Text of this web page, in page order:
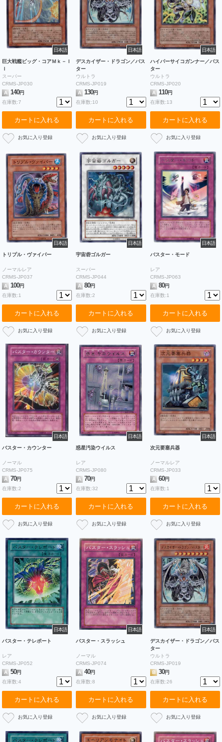
日本語
巨大戦艦ビッグ・コアＭｋ－Ｉ
Ｉ
スーパー
CRMS-JP030
A
140円
在庫数:7
カートに入れる
日本語
デスカイザー・ドラゴン／バス
ター
ウルトラ
CRMS-JP019
A
130円
在庫数:10
カートに入れる
日本語
ハイパーサイコガンナー／バス
ター
ウルトラ
CRMS-JP020
A 110円
在庫数:13
カートに入れる
日本語
トリプル・ヴァイパー
ノーマルレア
CRMS-JP037
A
100円
在庫数:1
カートに入れる
日本語
宇宙砦ゴルガー
スーパー
CRMS-JP044
A
80円
在庫数:2
カートに入れる
日本語
バスター・モード
レア
CRMS-JP063
A 80円
在庫数:1
カートに入れる
日本語
バスター・カウンター
ノーマル
CRMS-JP075
A
70円
在庫数:2
カートに入れる
日本語
惑星汚染ウイルス
レア
CRMS-JP080
A
70円
在庫数:32
カートに入れる
日本語
次元要塞兵器
ノーマルレア
CRMS-JP033
A 60円
在庫数:1
カートに入れる
日本語
バスター・テレポート
レア
CRMS-JP052
A
50円
在庫数:4
カートに入れる
日本語
バスター・スラッシュ
ノーマル
CRMS-JP074
A
40円
在庫数:8
カートに入れる
日本語
デスカイザー・ドラゴン／バス
ター
ウルトラ
CRMS-JP019
B 30円
在庫数:26
カートに入れる